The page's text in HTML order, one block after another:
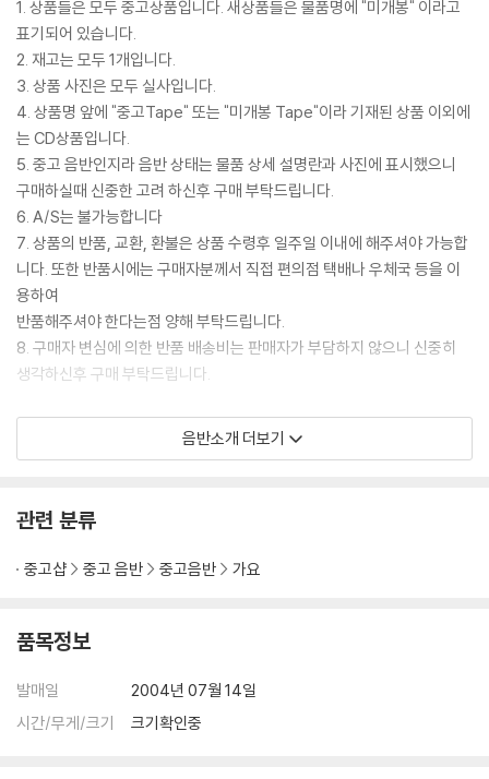
1. 상품들은 모두 중고상품입니다. 새상품들은 물품명에 "미개봉" 이라고
표기되어 있습니다.
2. 재고는 모두 1개입니다.
3. 상품 사진은 모두 실사입니다.
4. 상품명 앞에 "중고Tape" 또는 "미개봉 Tape"이라 기재된 상품 이외에
는 CD상품입니다.
5. 중고 음반인지라 음반 상태는 물품 상세 설명란과 사진에 표시했으니
구매하실때 신중한 고려 하신후 구매 부탁드립니다.
6. A/S는 불가능합니다
7. 상품의 반품, 교환, 환불은 상품 수령후 일주일 이내에 해주셔야 가능합
니다. 또한 반품시에는 구매자분께서 직접 편의점 택배나 우체국 등을 이
용하여
반품해주셔야 한다는점 양해 부탁드립니다.
8. 구매자 변심에 의한 반품 배송비는 판매자가 부담하지 않으니 신중히
생각하신후 구매 부탁드립니다.
2506491 거미 2집 - It's different / EMI 2004 / 장르 : 알앤비 / 자켓
02. 하고 싶었어
03. 내 곁에 잠이 든 이 밤에
04. 날 그만 잊어요
06. Love Agane Again
08. Dance Dance
09.
음반소개 더보기
관련 분류
중고샵 중고 음반 중고음반 가요
품목정보
발매일
2004년 07월 14일
시간/무게/크기
크기확인중